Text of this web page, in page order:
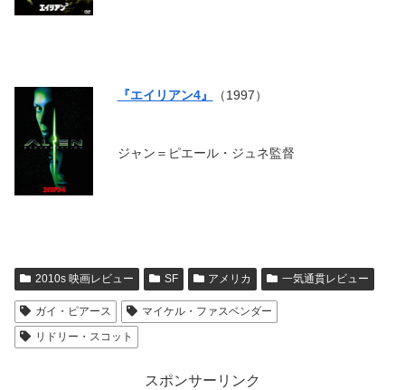
『エイリアン4』 （1997）
ジャン＝ピエール・ジュネ監督
2010s 映画レビュー SF アメリカ 一気通貫レビュー
ガイ・ピアース
マイケル・ファスベンダー
リドリー・スコット
スポンサーリンク